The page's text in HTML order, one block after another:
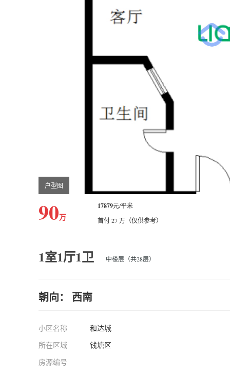
户型图
90万
17879元/平米
首付 27 万（仅供参考）
1室1厅1卫 中楼层（共28层）
朝向： 西南
小区名称
和达城
所在区域
钱塘区
房源编号